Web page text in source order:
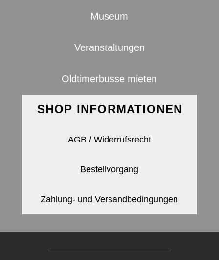
Museum
Veranstaltungen
Oldtimerbusse mieten
SHOP INFORMATIONEN
AGB / Widerrufsrecht
Bestellvorgang
Zahlung- und Versandbedingungen